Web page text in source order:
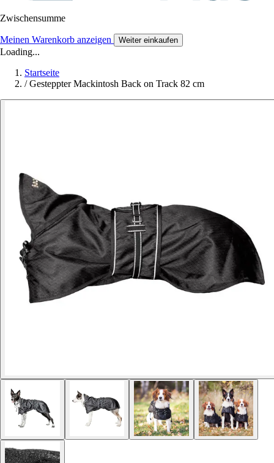
Zwischensumme
Meinen Warenkorb anzeigen Weiter einkaufen
Loading...
Startseite
/ Gesteppter Mackintosh Back on Track 82 cm